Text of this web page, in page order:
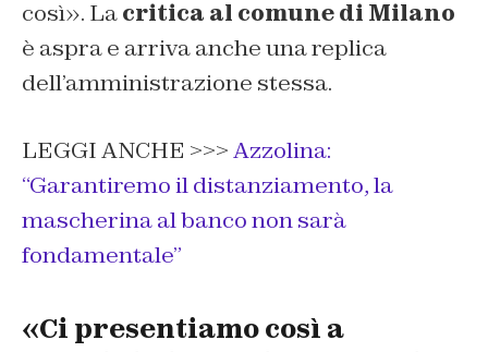
così». Lacritica al comune di Milano
è aspra e arriva anche una replica
dell’amministrazione stessa.
LEGGI ANCHE >>>Azzolina:
“Garantiremo il distanziamento, la
mascherina al banco non sarà
fondamentale”
«Ci presentiamo così a